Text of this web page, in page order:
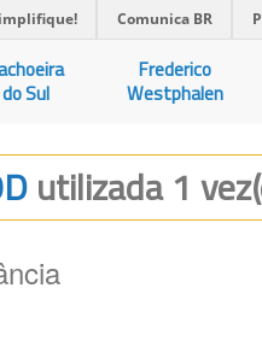
Comunica BR
do Sul
Frederico
Westphalen
utilizada 1